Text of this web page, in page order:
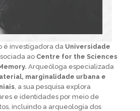
é investigadora da Universidade
ao Centre for the Sciences
Arqueóloga especializada
marginalidade urbana e
, a sua pesquisa explora
e identidades por meio de
incluindo a arqueologia dos